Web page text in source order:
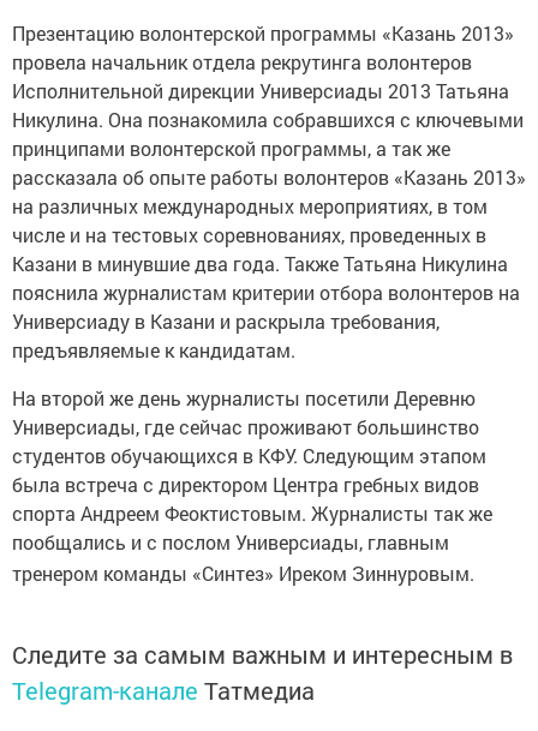
Презентацию волонтерской программы «Казань 2013»
провела начальник отдела рекрутинга волонтеров
Исполнительной дирекции Универсиады 2013 Татьяна
Никулина. Она познакомила собравшихся с ключевыми
принципами волонтерской программы, а так же
рассказала об опыте работы волонтеров «Казань 2013»
на различных международных мероприятиях, в том
числе и на тестовых соревнованиях, проведенных в
Казани в минувшие два года. Также Татьяна Никулина
пояснила журналистам критерии отбора волонтеров на
Универсиаду в Казани и раскрыла требования,
предъявляемые к кандидатам.
На второй же день журналисты посетили Деревню
Универсиады, где сейчас проживают большинство
студентов обучающихся в КФУ. Следующим этапом
была встреча с директором Центра гребных видов
спорта Андреем Феоктистовым. Журналисты так же
пообщались и с послом Универсиады, главным
тренером команды «Синтез» Иреком Зиннуровым.
Следите за самым важным и интересным в
Telegram-канале Татмедиа